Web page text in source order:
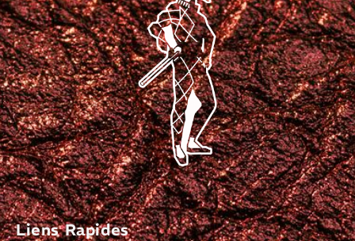
Liens Rapides